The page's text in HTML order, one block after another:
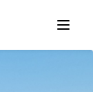
Open